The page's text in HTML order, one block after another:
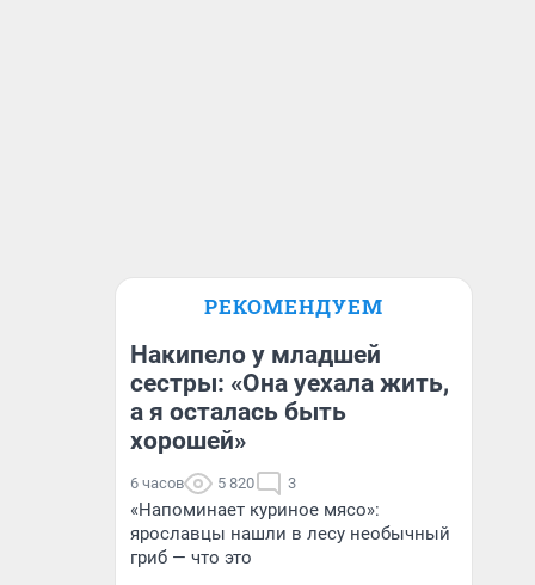
РЕКОМЕНДУЕМ
Накипело у младшей
сестры: «Она уехала жить,
а я осталась быть
хорошей»
6 часов 5 820 3
«Напоминает куриное мясо»:
ярославцы нашли в лесу необычный
гриб — что это